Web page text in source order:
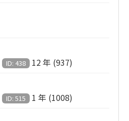
ID: 438
12 年 (937)
ID: 515
1 年 (1008)